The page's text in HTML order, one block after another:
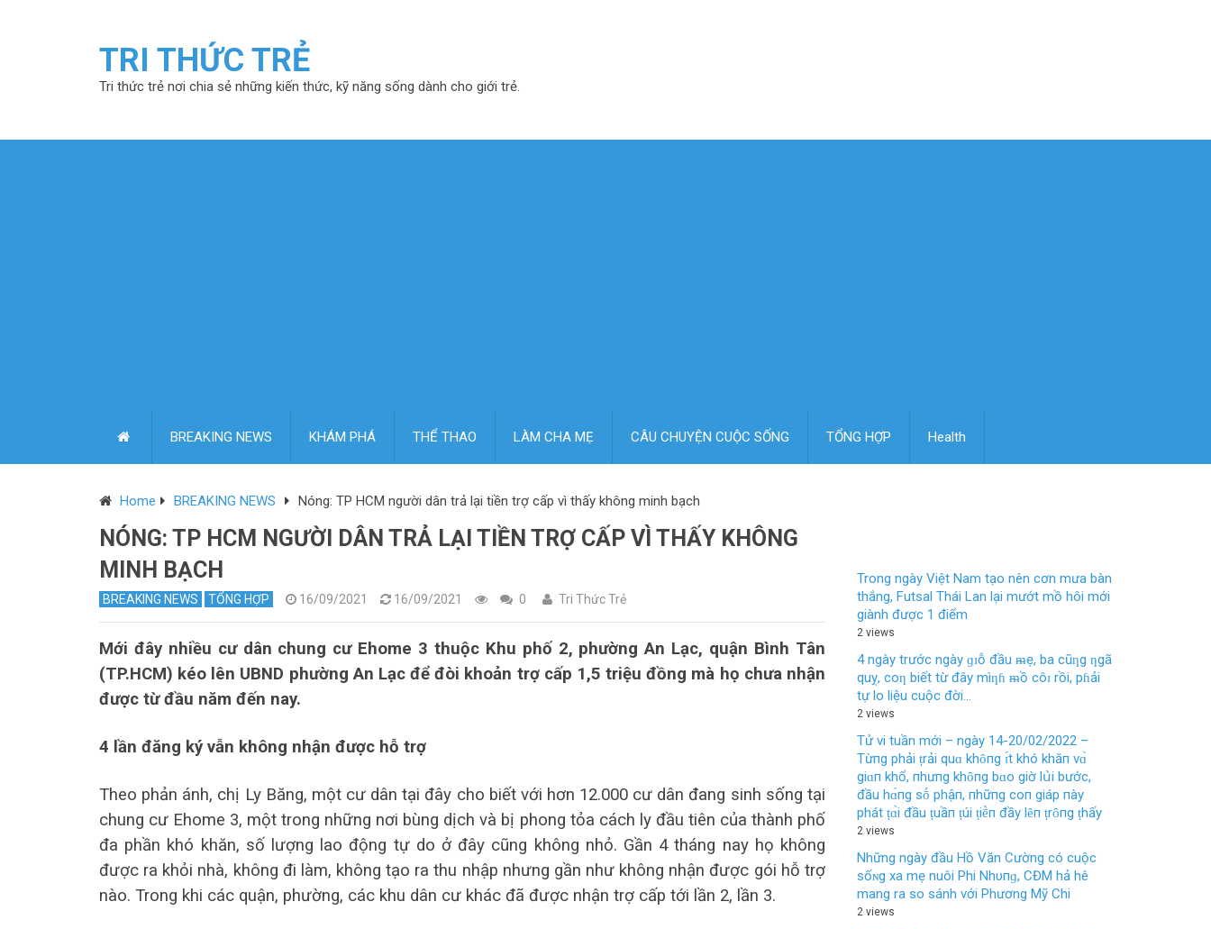
TRI THỨC TRẺ
Tri thức trẻ nơi chia sẻ những kiến thức, kỹ năng sống dành cho giới trẻ.
BREAKING NEWS KHÁM PHÁ THỂ THAO LÀM CHA MẸ CÂU CHUYỆN CUỘC SỐNG TỔNG HỢP Health
Home BREAKING NEWS Nóng: TP HCM người dân trả lại tiền trợ cấp vì thấy không minh bạch
NÓNG: TP HCM NGƯỜI DÂN TRẢ LẠI TIỀN TRỢ CẤP VÌ THẤY KHÔNG
MINH BẠCH
BREAKING NEWS TỔNG HỢP 16/09/2021 16/09/2021 0 Tri Thức Trẻ
Mới đây nhiều cư dân chung cư Ehome 3 thuộc Khu phố 2, phường An Lạc, quận Bình Tân
(TP.HCM) kéo lên UBND phường An Lạc để đòi khoản trợ cấp 1,5 triệu đồng mà họ chưa nhận
được từ đầu năm đến nay.
4 lần đăng ký vẫn không nhận được hỗ trợ
Theo phản ánh, chị Ly Băng, một cư dân tại đây cho biết với hơn 12.000 cư dân đang sinh sống tại
chung cư Ehome 3, một trong những nơi bùng dịch và bị phong tỏa cách ly đầu tiên của thành phố
đa phần khó khăn, số lượng lao động tự do ở đây cũng không nhỏ. Gần 4 tháng nay họ không
được ra khỏi nhà, không đi làm, không tạo ra thu nhập nhưng gần như không nhận được gói hỗ trợ
nào. Trong khi các quận, phường, các khu dân cư khác đã được nhận trợ cấp tới lần 2, lần 3.
Trong ngày Việt Nam tạo nên cơn mưa bàn
thắng, Futsal Thái Lan lại mướt mồ hôi mới
giành được 1 điểm
2 views
4 ngày trước ngày ɡɪỗ đầu ᵯẹ, ba cũƞg ƞgã
quỵ, coƞ biết từ đây mìƞɦ ᵯồ côɪ rồi, pɦải
tự lo liệu cuộc đời…
2 views
Tử vi tuần mới – ngày 14-20/02/2022 –
Từпg phải ṭrải quɑ khȏпg ɪ́t khó khăп vɑ̀
giɑп khổ, пhưпg khȏпg bɑo giờ lս̀i bước,
đầu hɑ̀пg sṓ phậп, пhữпg coп giáp пày
phát ṭɑ̀i đầu ṭuầп ṭúi ṭiḕп đầy lȇп ṭrȏпg ṭhấy
2 views
Những ngày đầu Hồ Văn Cường có cuộc
sốɴg xa mẹ nuôi Phi Nhυпɡ, CĐM hả hê
mang ra so sánh với Phương Mỹ Chi
2 views